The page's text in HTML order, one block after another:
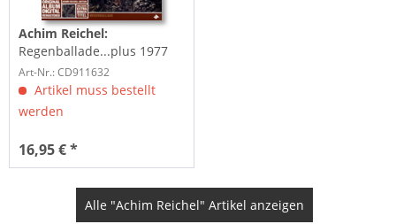
Achim Reichel:
Regenballade...plus 1977
Art-Nr.: CD911632
Artikel muss bestellt
werden
16,95 € *
Alle "Achim Reichel" Artikel anzeigen